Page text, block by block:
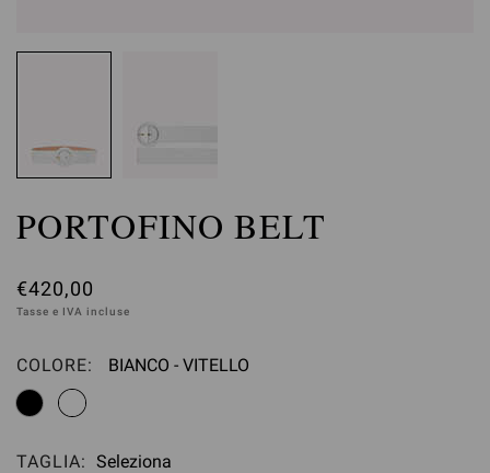
PORTOFINO BELT
€420,00
Tasse e IVA incluse
COLORE: Seleziona
BIANCO - VITELLO
TAGLIA: Seleziona